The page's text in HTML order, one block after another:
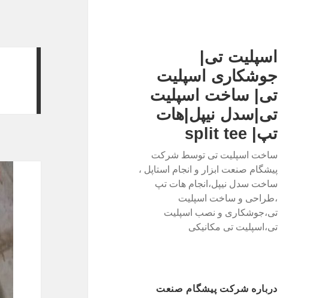
اسپلیت تی|
جوشکاری اسپلیت
تی| ساخت اسپلیت
تی|سدل نیپل|هات
تپ| split tee
ساخت اسپلیت تی توسط شرکت
پیشگام صنعت ابزار و انجام استاپل ،
ساخت سدل نیپل،انجام هات تپ
،طراحی و ساخت اسپلیت
تی،جوشکاری و نصب اسپلیت
تی،اسپلیت تی مکانیکی
درباره شرکت پیشگام صنعت